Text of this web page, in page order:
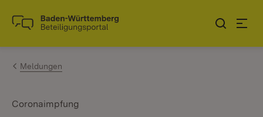
Zum Inhalt springen
Link zur Startseite
Meldungen
Coronaimpfung